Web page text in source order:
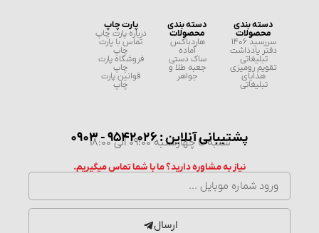
دسته بندی
محصولات
سررسید 1406
دفتر یادداشت
تبلیغاتی
تقویم رومیزی
هدایای
تبلیغاتی
دسته بندی
محصولات
هاردباکس
آماده
ساک دستی
جعبه طلا و
جواهر
پارت چاپ
درباره پارت چاپ
تماس با پارت
چاپ
فروشگاه پارت
چاپ
قوانین پارت
چاپ
پشتیبانی آنلاین : 9542026 - 0903
شنبه تا چهارشنبه 09:00 الی 18:00
نیاز به مشاوره دارید؟ ما با شما تماس میگیریم.
ارسال